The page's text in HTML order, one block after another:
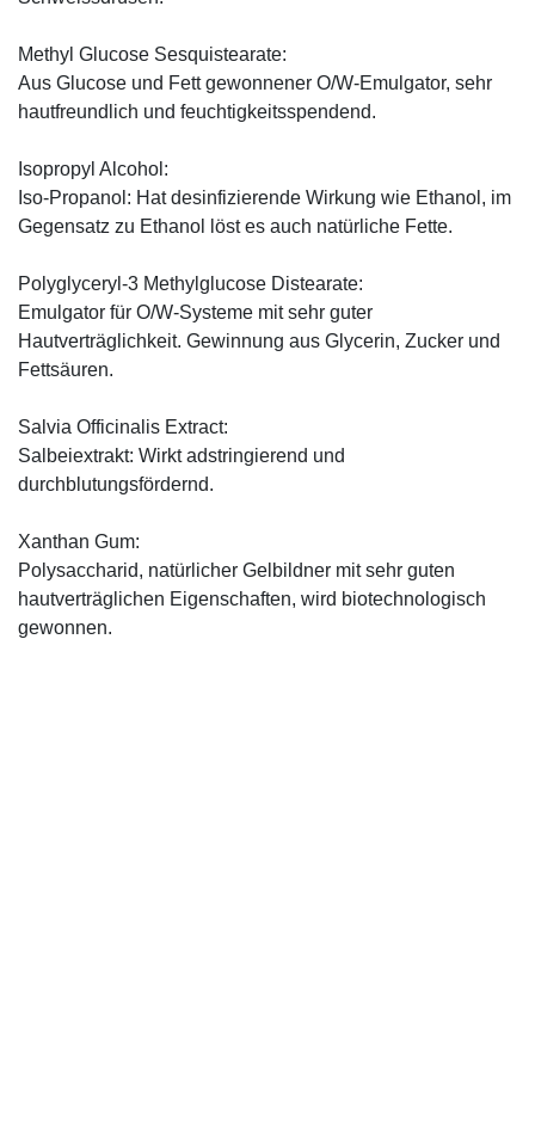
Methyl Glucose Sesquistearate:
Aus Glucose und Fett gewonnener O/W-Emulgator, sehr
hautfreundlich und feuchtigkeitsspendend.
Isopropyl Alcohol:
Iso-Propanol: Hat desinfizierende Wirkung wie Ethanol, im
Gegensatz zu Ethanol löst es auch natürliche Fette.
Polyglyceryl-3 Methylglucose Distearate:
Emulgator für O/W-Systeme mit sehr guter
Hautverträglichkeit. Gewinnung aus Glycerin, Zucker und
Fettsäuren.
Salvia Officinalis Extract:
Salbeiextrakt: Wirkt adstringierend und
durchblutungsfördernd.
Xanthan Gum:
Polysaccharid, natürlicher Gelbildner mit sehr guten
hautverträglichen Eigenschaften, wird biotechnologisch
gewonnen.